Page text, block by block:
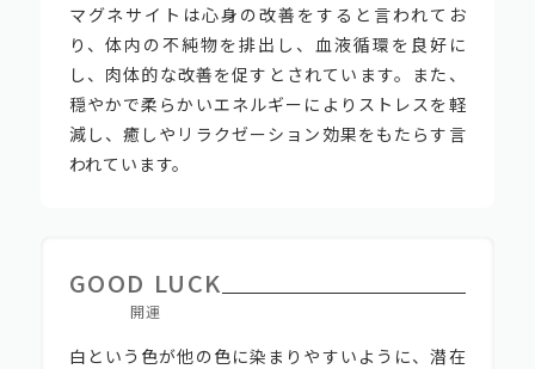
マグネサイトは心身の改善をすると言われてお
り、体内の不純物を排出し、血液循環を良好に
し、肉体的な改善を促すとされています。また、
穏やかで柔らかいエネルギーによりストレスを軽
減し、癒しやリラクゼーション効果をもたらす言
われています。
GOOD LUCK
開運
白という色が他の色に染まりやすいように、潜在